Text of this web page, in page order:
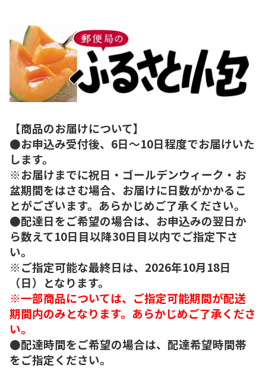
【商品のお届けについて】
●お申込み受付後、6日～10日程度でお届けいた
します。
※お届けまでに祝日・ゴールデンウィーク・お
盆期間をはさむ場合、お届けに日数がかかるこ
とがございます。あらかじめご了承ください。
●配達日をご希望の場合は、お申込みの翌日か
ら数えて10日目以降30日目以内でご指定下さ
い。
※ご指定可能な最終日は、2026年10月18日
（日）となります。
※一部商品については、ご指定可能期間が配送
期間内のみとなります。あらかじめご了承くださ
い。
●配達時間をご希望の場合は、配達希望時間帯
をご指定ください。